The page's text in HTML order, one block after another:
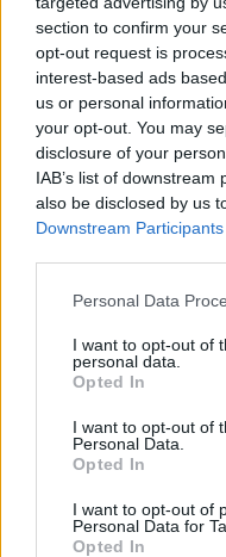
section to confirm your
opt-out request is
interest-based ads
us or personal
your opt-out. You may
disclosure of your
IAB’s list of
also be disclosed by us
Downstream Participants
Please note that this
not limited to your visit
grant or deny consent
use your data for below
consent section.
Personal Data
I want to opt-out of
personal data.
Opted In
I want to opt-out of
Personal Data.
Opted In
I want to opt-out of
Personal Data for
Opted In
εκτάκτως μόλις το
προβλημάτων